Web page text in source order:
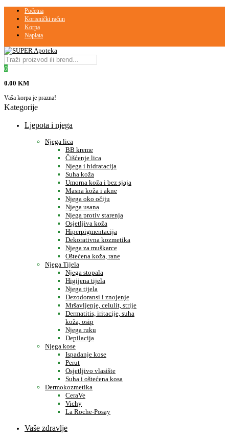
Početna
Korisnički račun
Korpa
Naplata
0
0.00 KM
Vaša korpa je prazna!
Kategorije
Ljepota i njega
Njega lica
BB kreme
Čišćenje lica
Njega i hidratacija
Suha koža
Umorna koža i bez sjaja
Masna koža i akne
Njega oko očiju
Njega usana
Njega protiv starenja
Osjetljiva koža
Hiperpigmentacija
Dekorativna kozmetika
Njega za muškarce
Oštećena koža, rane
Njega Tijela
Njega stopala
Higijena tijela
Njega tijela
Dezodoransi i znojenje
Mršavljenje, celulit, strije
Dermatitis, iritacije, suha
koža, osip
Njega ruku
Depilacija
Njega kose
Ispadanje kose
Perut
Osjetljivo vlasište
Suha i oštećena kosa
Dermokozmetika
CeraVe
Vichy
La Roche-Posay
Vaše zdravlje